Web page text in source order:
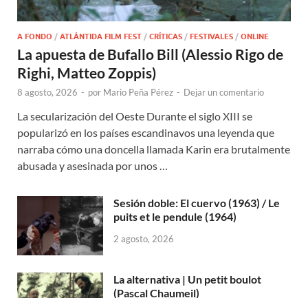
A FONDO / ATLÁNTIDA FILM FEST / CRÍTICAS / FESTIVALES / ONLINE
La apuesta de Bufallo Bill (Alessio Rigo de
Righi, Matteo Zoppis)
8 agosto, 2026 - por Mario Peña Pérez - Dejar un comentario
La secularización del Oeste Durante el siglo XIII se
popularizó en los países escandinavos una leyenda que
narraba cómo una doncella llamada Karin era brutalmente
abusada y asesinada por unos …
Sesión doble: El cuervo (1963) / Le
puits et le pendule (1964)
2 agosto, 2026
La alternativa | Un petit boulot
(Pascal Chaumeil)